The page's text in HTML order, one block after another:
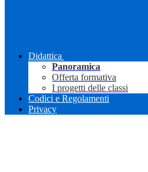
Didattica
Panoramica
Offerta formativa
I progetti delle classi
Codici e Regolamenti
Privacy